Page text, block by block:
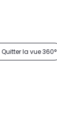
Quitter la vue 360°